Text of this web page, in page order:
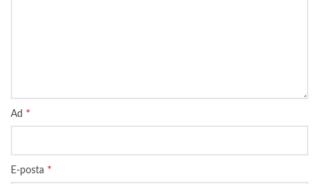
Ad *
E-posta *